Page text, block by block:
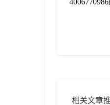
相关文章